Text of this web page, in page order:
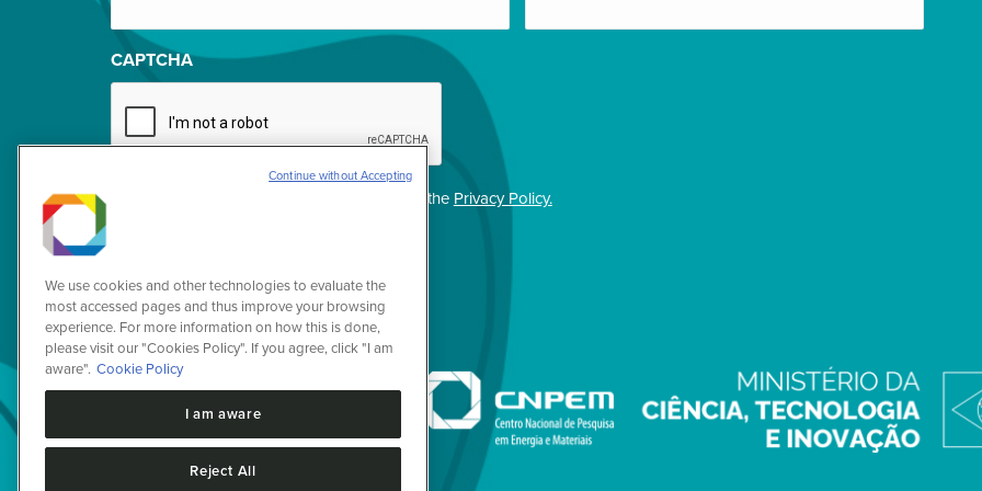
CAPTCHA
I agree with the terms of use described in the Privacy Policy.
We use cookies and other technologies to evaluate the
most accessed pages and thus improve your browsing
experience. For more information on how this is done,
please visit our "Cookies Policy". If you agree, click "I am
aware". Cookie Policy
I am aware
Reject All
Continue without Accepting